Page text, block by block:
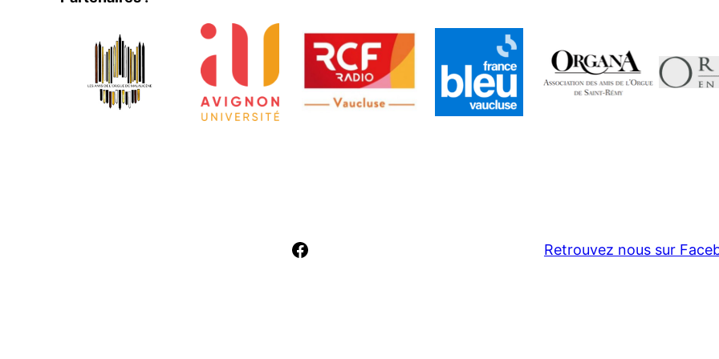
Facebook Retrouvez nous sur